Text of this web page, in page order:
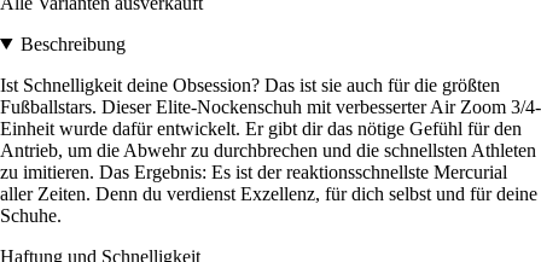
Beschreibung
Ist Schnelligkeit deine Obsession? Das ist sie auch für die größten
Fußballstars. Dieser Elite-Nockenschuh mit verbesserter Air Zoom 3/4-
Einheit wurde dafür entwickelt. Er gibt dir das nötige Gefühl für den
Antrieb, um die Abwehr zu durchbrechen und die schnellsten Athleten
zu imitieren. Das Ergebnis: Es ist der reaktionsschnellste Mercurial
aller Zeiten. Denn du verdienst Exzellenz, für dich selbst und für deine
Schuhe.
Haftung und Schnelligkeit